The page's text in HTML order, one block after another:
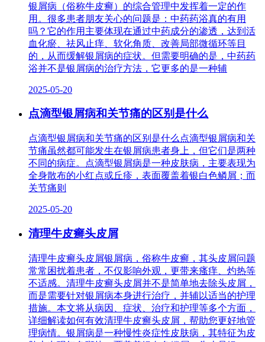
银屑病（俗称牛皮癣）的综合管理中发挥着一定的作
用。很多患者朋友关心的问题是：中药药浴真的有用
吗？它的作用主要体现在通过中药成分的渗透，达到活
血化瘀、祛风止痒、软化角质、改善局部微循环等目
的，从而缓解银屑病的症状。但需要明确的是，中药药
浴并不是银屑病的治疗方法，它更多的是一种辅
2025-05-20
点滴型银屑病和关节痛的区别是什么
点滴型银屑病和关节痛的区别是什么点滴型银屑病和关
节痛虽然都可能发生在银屑病患者身上，但它们是两种
不同的病症。点滴型银屑病是一种皮肤病，主要表现为
全身散布的小红点或丘疹，表面覆盖着银白色鳞屑；而
关节痛则
2025-05-20
清理牛皮癣头皮屑
清理牛皮癣头皮屑银屑病，俗称牛皮癣，其头皮屑问题
常常困扰着患者，不仅影响外观，更带来瘙痒、灼热等
不适感。清理牛皮癣头皮屑并不是简单地去除头皮屑，
而是需要针对银屑病本身进行治疗，并辅以适当的护理
措施。本文将从病因、症状、治疗和护理等多个方面，
详细解读如何有效清理牛皮癣头皮屑，帮助您更好地管
理病情。银屑病是一种慢性炎症性皮肤病，其特征为皮